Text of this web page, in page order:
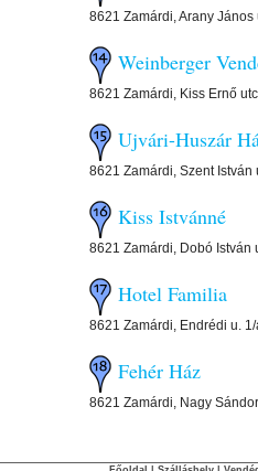
8621 Zamárdi, Arany János
Weinberger
8621 Zamárdi, Kiss Ernő
Ujvári-Huszár
8621 Zamárdi, Szent István
Kiss Istvánné
8621 Zamárdi, Dobó István
Hotel Familia
8621 Zamárdi, Endrédi u.
Fehér Ház
8621 Zamárdi, Nagy